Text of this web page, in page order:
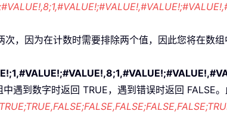
，因为在计数时需要排除两个值，因此您将在数
中遇到数字时返回 TRUE，遇到错误时返回 FALSE